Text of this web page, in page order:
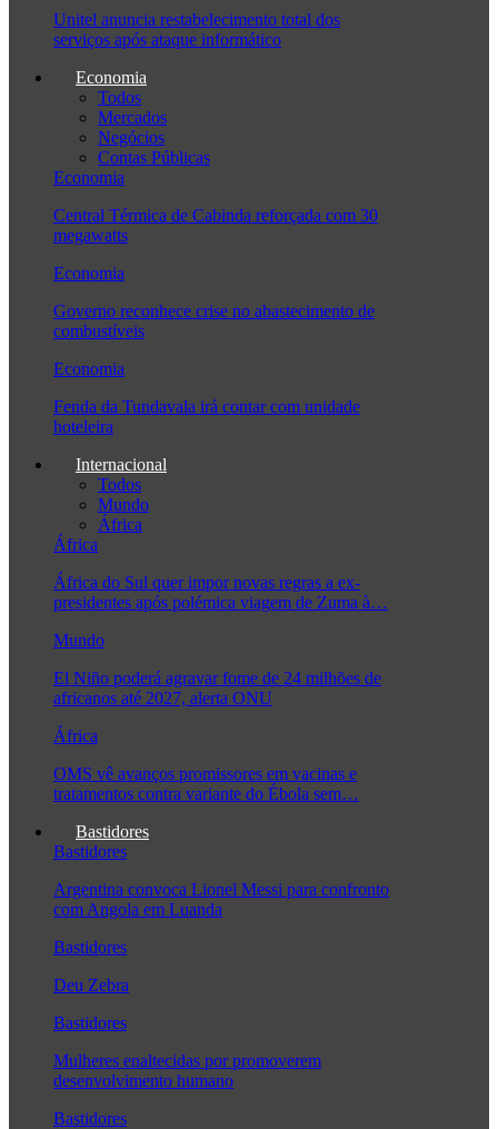
Unitel anuncia restabelecimento total dos
serviços após ataque informático
Economia
Todos
Mercados
Negócios
Contas Públicas
Economia
Central Térmica de Cabinda reforçada com 30
megawatts
Economia
Governo reconhece crise no abastecimento de
combustíveis
Economia
Fenda da Tundavala irá contar com unidade
hoteleira
Internacional
Todos
Mundo
África
África
África do Sul quer impor novas regras a ex-
presidentes após polémica viagem de Zuma à…
Mundo
El Niño poderá agravar fome de 24 milhões de
africanos até 2027, alerta ONU
África
OMS vê avanços promissores em vacinas e
tratamentos contra variante do Ébola sem…
Bastidores
Bastidores
Argentina convoca Lionel Messi para confronto
com Angola em Luanda
Bastidores
Deu Zebra
Bastidores
Mulheres enaltecidas por promoverem
desenvolvimento humano
Bastidores